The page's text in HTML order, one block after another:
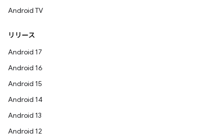
Android TV
リリース
Android 17
Android 16
Android 15
Android 14
Android 13
Android 12